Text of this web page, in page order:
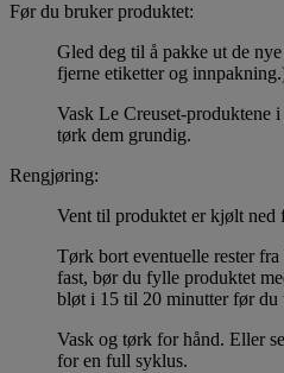
Før du bruker produktet:
Gled deg til å pakke ut de
fjerne etiketter og
Vask Le Creuset-produktene
tørk dem grundig.
Rengjøring:
Vent til produktet er kjølt ned
Tørk bort eventuelle rester
fast, bør du fylle produktet
bløt i 15 til 20 minutter før du
Vask og tørk for hånd. Eller
for en full syklus.